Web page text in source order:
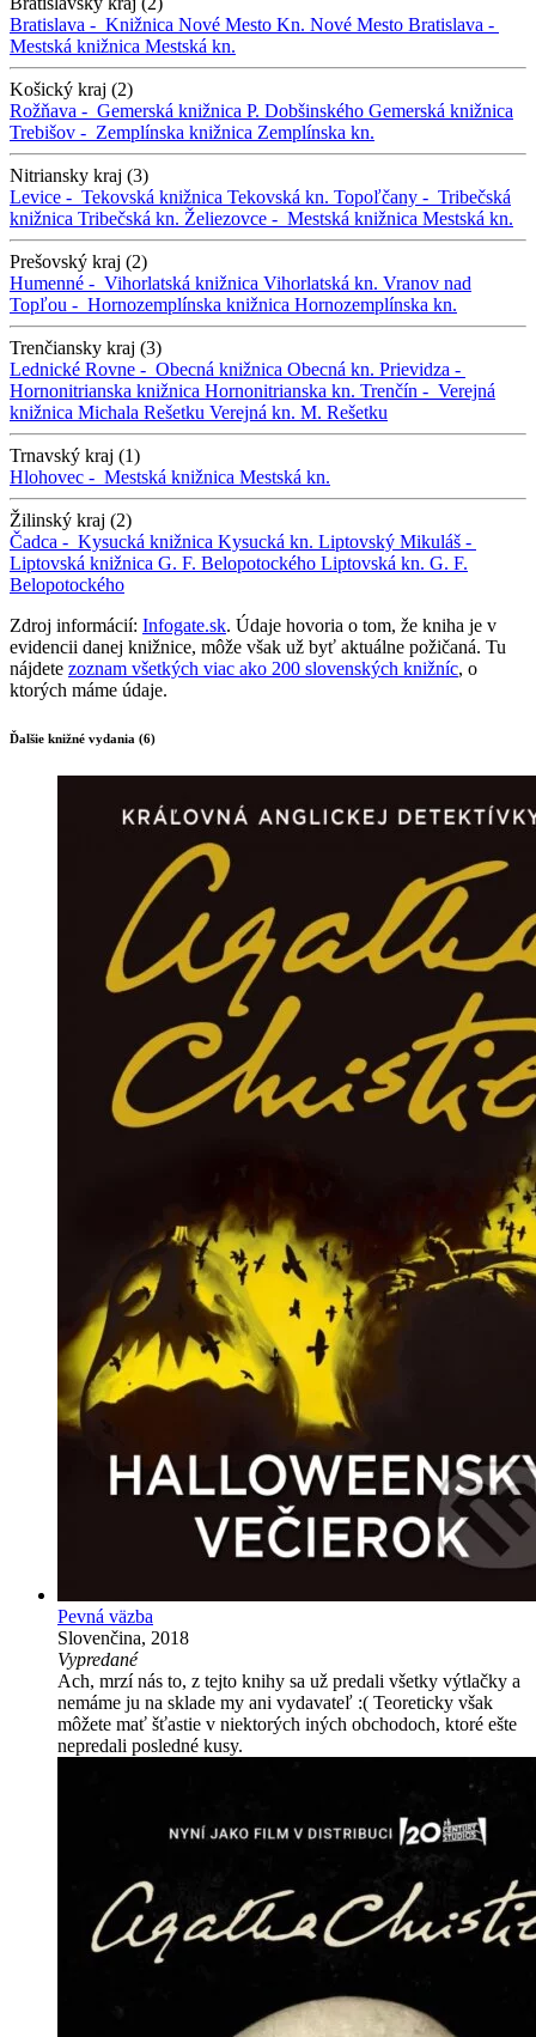
Bratislava - Knižnica Nové Mesto Kn. Nové Mesto Bratislava -
Mestská knižnica Mestská kn.
Košický kraj (2)
Rožňava - Gemerská knižnica P. Dobšinského Gemerská knižnica
Trebišov - Zemplínska knižnica Zemplínska kn.
Nitriansky kraj (3)
Levice - Tekovská knižnica Tekovská kn. Topoľčany - Tribečská
knižnica Tribečská kn. Želiezovce - Mestská knižnica Mestská kn.
Prešovský kraj (2)
Humenné - Vihorlatská knižnica Vihorlatská kn. Vranov nad
Topľou - Hornozemplínska knižnica Hornozemplínska kn.
Trenčiansky kraj (3)
Lednické Rovne - Obecná knižnica Obecná kn. Prievidza -
Hornonitrianska knižnica Hornonitrianska kn. Trenčín - Verejná
knižnica Michala Rešetku Verejná kn. M. Rešetku
Trnavský kraj (1)
Hlohovec - Mestská knižnica Mestská kn.
Žilinský kraj (2)
Čadca - Kysucká knižnica Kysucká kn. Liptovský Mikuláš -
Liptovská knižnica G. F. Belopotockého Liptovská kn. G. F.
Belopotockého
Zdroj informácií: Infogate.sk. Údaje hovoria o tom, že kniha je v
evidencii danej knižnice, môže však už byť aktuálne požičaná. Tu
nájdete zoznam všetkých viac ako 200 slovenských knižníc, o
ktorých máme údaje.
Ďalšie knižné vydania (6)
Pevná väzba
Slovenčina, 2018
Vypredané
Ach, mrzí nás to, z tejto knihy sa už predali všetky výtlačky a
nemáme ju na sklade my ani vydavateľ :( Teoreticky však
môžete mať šťastie v niektorých iných obchodoch, ktoré ešte
nepredali posledné kusy.